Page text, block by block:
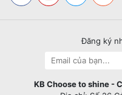
Đăng ký
KB Choose to shine -